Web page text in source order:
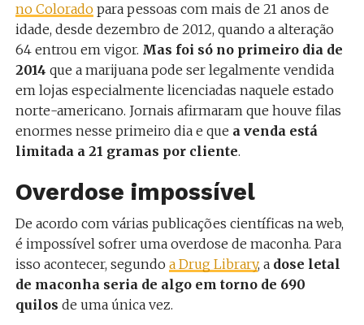
no Coloradopara pessoas com mais de 21 anos de
idade, desde dezembro de 2012, quando a alteração
64 entrou em vigor. Mas foi só no primeiro dia de
2014 que a marijuana pode ser legalmente vendida
em lojas especialmente licenciadas naquele estado
norte-americano. Jornais afirmaram que houve filas
enormes nesse primeiro dia e que a venda está
limitada a 21 gramas por cliente.
Overdose impossível
De acordo com várias publicações científicas na web,
é impossível sofrer uma overdose de maconha. Para
isso acontecer, segundo a Drug Library, a dose letal
de maconha seria de algo em torno de 690
quilos de uma única vez.